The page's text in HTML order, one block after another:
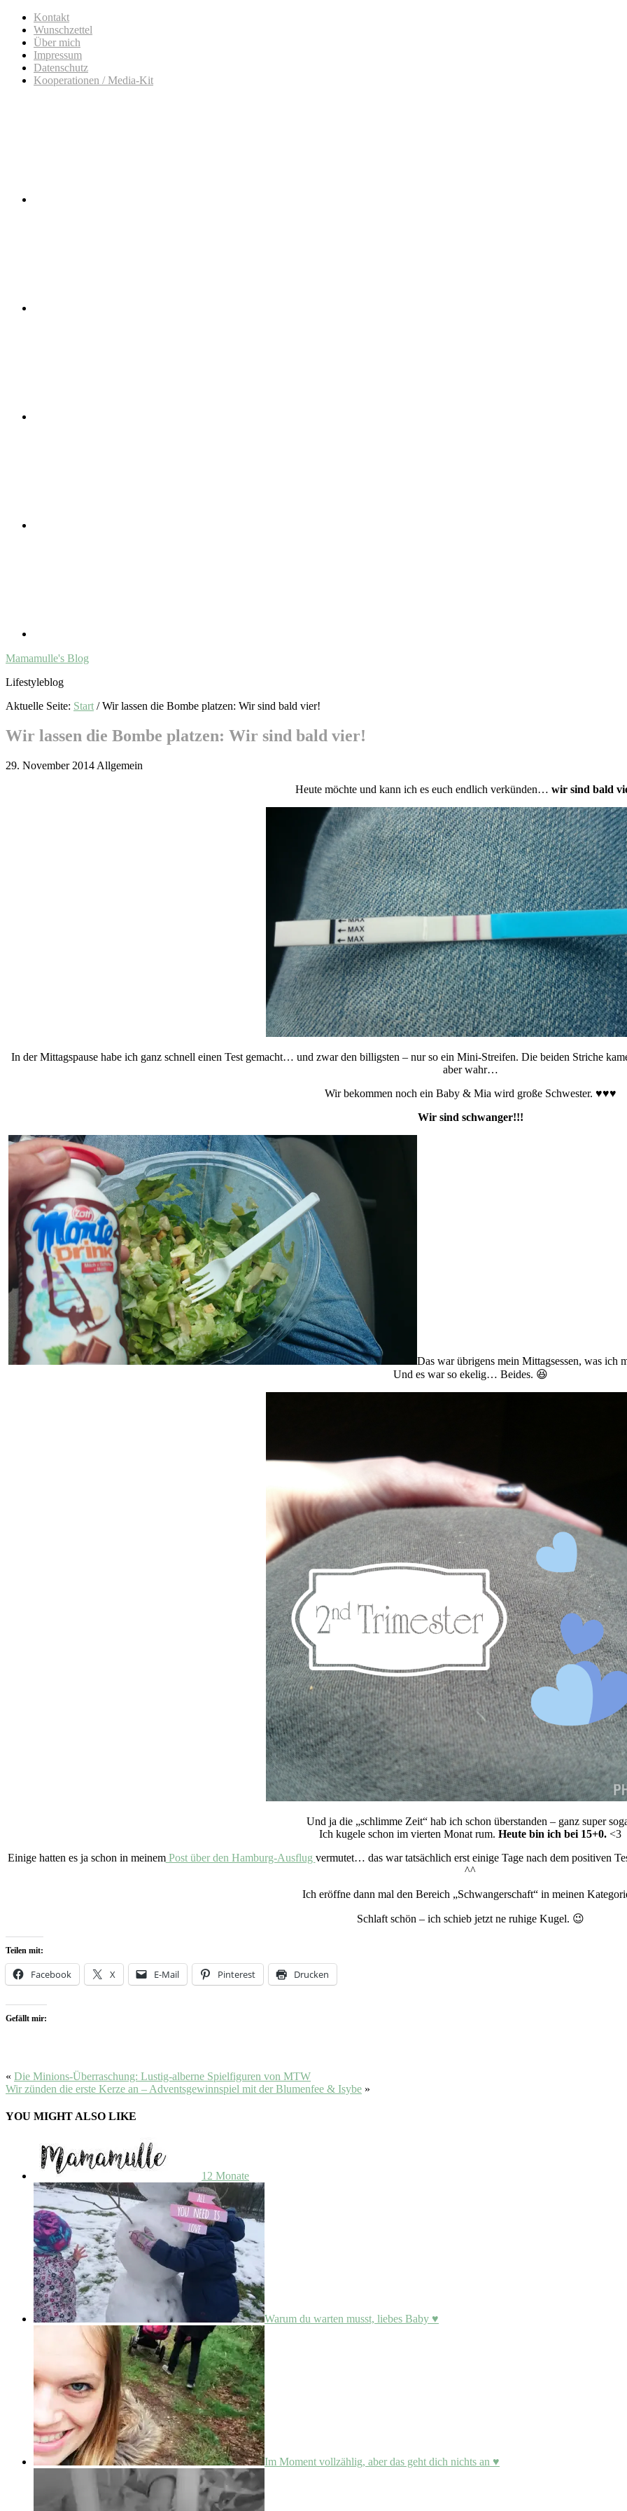
Kontakt
Wunschzettel
Über mich
Impressum
Datenschutz
Kooperationen / Media-Kit
Mamamulle's Blog
Lifestyleblog
Aktuelle Seite: Start /Wir lassen die Bombe platzen: Wir sind bald vier!
Wir lassen die Bombe platzen: Wir sind bald vier!
29. November 2014 Allgemein
Heute möchte und kann ich es euch endlich verkünden… wir sind bald
In der Mittagspause habe ich ganz schnell einen Test gemacht… und zwar den billigsten – nur so ein Mini-Streifen. Die beiden Striche
aber wahr…
Wir bekommen noch ein Baby & Mia wird große Schwester. ♥♥♥
Wir sind schwanger!!!
Das war übrigens mein Mittagsessen, was ich
Und es war so ekelig… Beides. 😆
Und ja die „schlimme Zeit“ hab ich schon überstanden – ganz super
Ich kugele schon im vierten Monat rum. Heute bin ich bei 15+0. <3
Einige hatten es ja schon in meinemPost über den Hamburg-Ausflug vermutet… das war tatsächlich erst einige Tage nach dem positiven
^^
Ich eröffne dann mal den Bereich „Schwangerschaft“ in meinen
Schlaft schön – ich schieb jetzt ne ruhige Kugel. 😉
Teilen mit:
Facebook X E-Mail Pinterest Drucken
Gefällt mir:
« Die Minions-Überraschung: Lustig-alberne Spielfiguren von MTW
Wir zünden die erste Kerze an – Adventsgewinnspiel mit der Blumenfee & Isybe »
YOU MIGHT ALSO LIKE
12 Monate
Warum du warten musst, liebes Baby ♥
Im Moment vollzählig, aber das geht dich nichts an ♥